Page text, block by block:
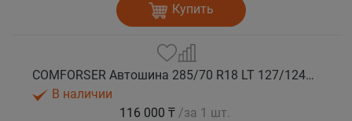
Купить
COMFORSER Автошина 285/70 R18 LT 127/124Q CF9000 R/T RWL 10PR лето
В наличии
116 000 ₸ /за 1 шт.